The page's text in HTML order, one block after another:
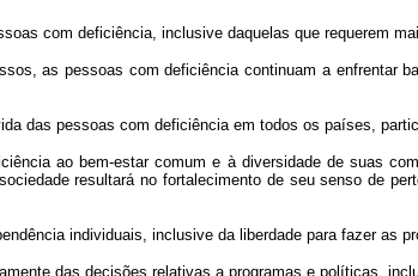
com deficiência, inclusive daquelas que requerem
as pessoas com deficiência continuam a enfrentar
das pessoas com deficiência em todos os países,
ao bem-estar comum e à diversidade de suas
resultará no fortalecimento de seu senso de
individuais, inclusive da liberdade para fazer as
das decisões relativas a programas e políticas,